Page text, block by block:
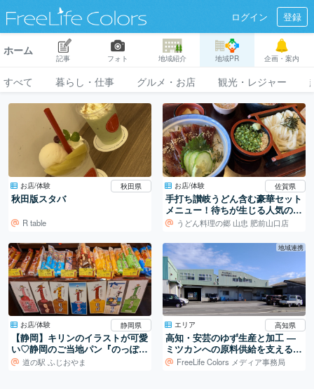
ログイン 登録
ホーム
記事 フォト 地域紹介 地域PR 企画・案内
すべて 暮らし・仕事 グルメ・お店 観光・レジャー
お店/体験 秋田県
秋田版スタバ
R table
お店/体験 佐賀県
手打ち讃岐うどん含む豪華セット
メニュー！待ちが生じる人気のう
どん屋さん。
うどん料理の郷 山忠 肥前山口店
お店/体験 静岡県
【静岡】キリンのイラストが可愛
い♡静岡のご当地パン『のっぽパ
ン』道の駅 ふじおやま
地域連携
エリア 高知県
高知・安芸のゆず生産と加工 ―
ミツカンへの原料供給を支える仕
組みFreeLife Colors メディア事務局